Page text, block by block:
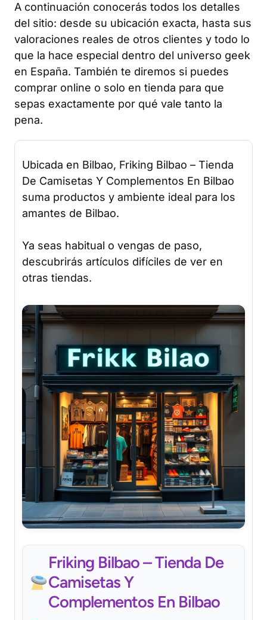
A continuación conocerás todos los detalles
del sitio: desde su ubicación exacta, hasta sus
valoraciones reales de otros clientes y todo lo
que la hace especial dentro del universo geek
en España. También te diremos si puedes
comprar online o solo en tienda para que
sepas exactamente por qué vale tanto la
pena.
Ubicada en Bilbao, Friking Bilbao – Tienda
De Camisetas Y Complementos En Bilbao
suma productos y ambiente ideal para los
amantes de Bilbao.
Ya seas habitual o vengas de paso,
descubrirás artículos difíciles de ver en
otras tiendas.
Friking Bilbao – Tienda De
Camisetas Y
Complementos En Bilbao